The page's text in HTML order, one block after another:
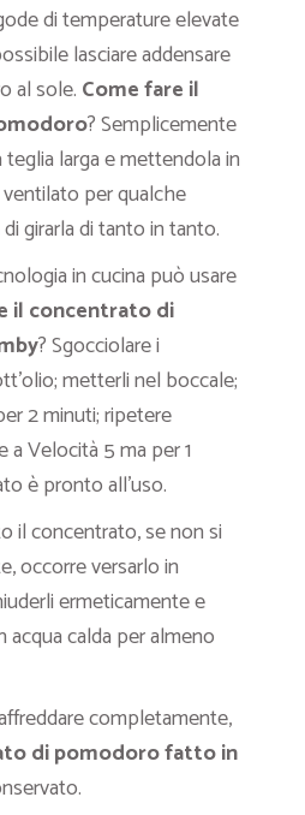
di temperature elevate
lasciare addensare
al sole. Come fare il
? Semplicemente
larga e mettendola in
per qualche
girarla di tanto in tanto.
in cucina può usare
il concentrato di
? Sgocciolare i
metterli nel boccale;
2 minuti; ripetere
a Velocità 5 ma per 1
è pronto all’uso.
il concentrato, se non si
occorre versarlo in
ermeticamente e
acqua calda per almeno
completamente,
di pomodoro fatto in